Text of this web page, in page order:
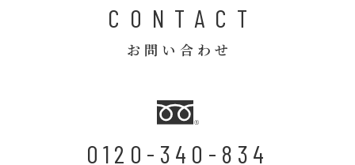
CONTACT
お問い合わせ
0120-340-834